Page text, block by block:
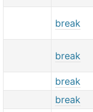
break
break
break
break